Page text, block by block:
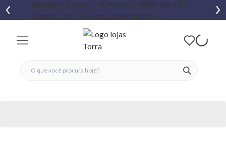
ver
fechar menu
fechar menu
favoritos